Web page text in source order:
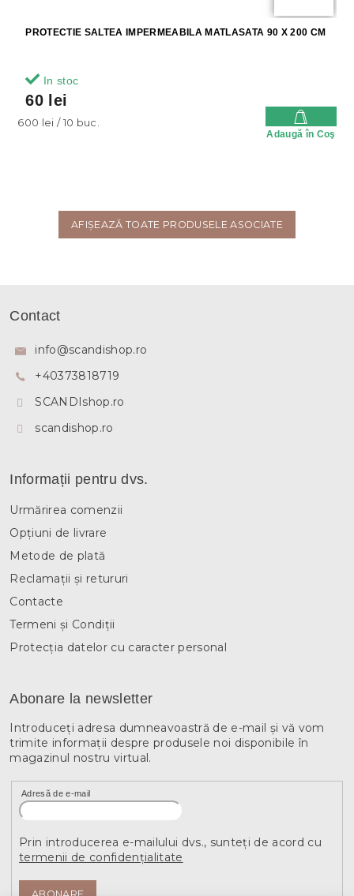
PROTECTIE SALTEA IMPERMEABILA MATLASATA 90 X 200 CM
In stoc
60 lei
Evaluare
600 lei / 10 buc.
Adaugă în Coş
AFIŞEAZĂ TOATE PRODUSELE ASOCIATE
Contact
info@scandishop.ro
+40373818719
SCANDIshop.ro
scandishop.ro
Informații pentru dvs.
Urmărirea comenzii
Opțiuni de livrare
Metode de plată
Reclamații și retururi
Contacte
Termeni și Condiții
Protecția datelor cu caracter personal
Abonare la newsletter
Introduceţi adresa dumneavoastră de e-mail şi vă vom
trimite informaţii despre produsele noi disponibile în
magazinul nostru virtual.
Adresă de e-mail
Prin introducerea e-mailului dvs., sunteți de acord cu
termenii de confidențialitate